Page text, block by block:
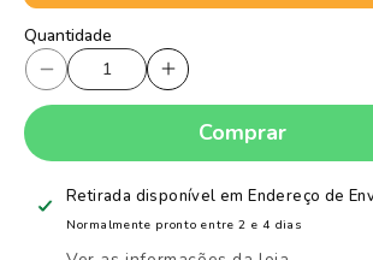
Quantidade
Quantidade
Diminuir
a
de
Sapatilha
Infantil
Aumentar
a
quantidade
de
Sapatilha
Infantil
Comprar
Retirada disponível emEndereço de
Normalmente pronto entre 2 e 4 dias